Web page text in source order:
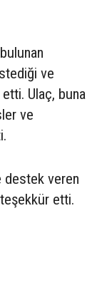
ve
Ulaç, buna
ve
destek veren
etti.